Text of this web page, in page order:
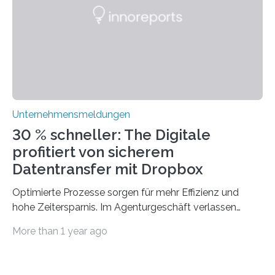
traditionelle Geschäftsprozesse in vielerlei Hinsicht
Unternehmensmeldungen
30 % schneller: The Digitale
profitiert von sicherem
Datentransfer mit Dropbox
Optimierte Prozesse sorgen für mehr Effizienz und
hohe Zeitersparnis. Im Agenturgeschäft verlassen
machen sich auf den Weg zu Kunden oder Partnern.
More than 1 year ago